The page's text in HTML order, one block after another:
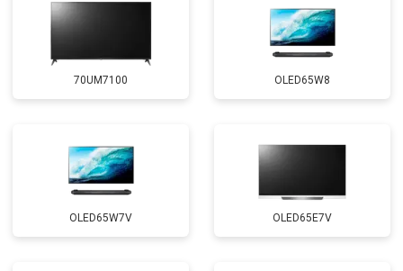
70UM7100 OLED65W8
OLED65W7V OLED65E7V